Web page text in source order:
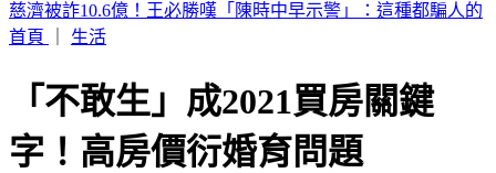
快訊／台中神岡死亡車禍 婦人遭大貨車撞飛魂斷路口
首頁
生活
「不敢生」成2021買房關鍵
字！高房價衍婚育問題